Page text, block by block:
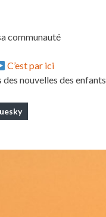
communauté
C’est par ici
nouvelles des enfants